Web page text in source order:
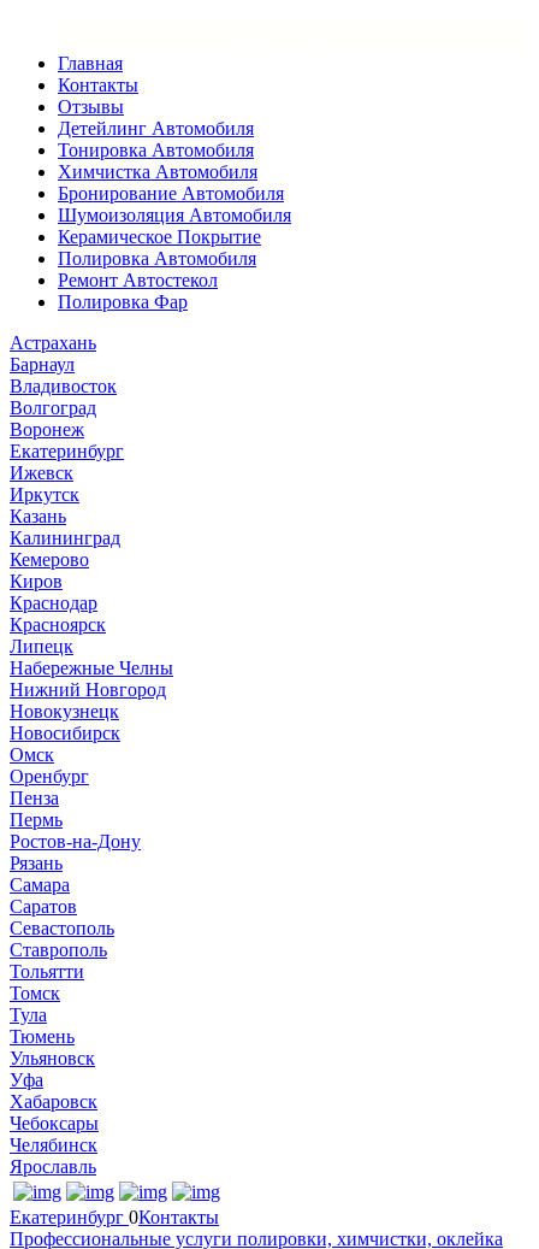
Главная
Контакты
Отзывы
Детейлинг Автомобиля
Тонировка Автомобиля
Химчистка Автомобиля
Бронирование Автомобиля
Шумоизоляция Автомобиля
Керамическое Покрытие
Полировка Автомобиля
Ремонт Автостекол
Полировка Фар
Астрахань
Барнаул
Владивосток
Волгоград
Воронеж
Екатеринбург
Ижевск
Иркутск
Казань
Калининград
Кемерово
Киров
Краснодар
Красноярск
Липецк
Набережные Челны
Нижний Новгород
Новокузнецк
Новосибирск
Омск
Оренбург
Пенза
Пермь
Ростов-на-Дону
Рязань
Самара
Саратов
Севастополь
Ставрополь
Тольятти
Томск
Тула
Тюмень
Ульяновск
Уфа
Хабаровск
Чебоксары
Челябинск
Ярославль
Екатеринбург 0Контакты
Профессиональные услуги полировки, химчистки, оклейка